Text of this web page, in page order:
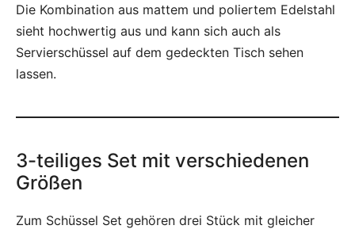
Die Kombination aus mattem und poliertem Edelstahl
sieht hochwertig aus und kann sich auch als
Servierschüssel auf dem gedeckten Tisch sehen
lassen.
3-teiliges Set mit verschiedenen
Größen
Zum Schüssel Set gehören drei Stück mit gleicher